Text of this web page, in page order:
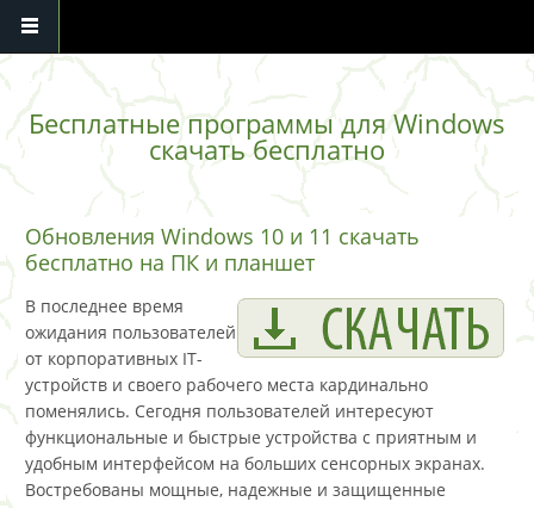
Перейти к основному содержанию
Бесплатные программы для Windows
скачать бесплатно
Обновления Windows 10 и 11 скачать
бесплатно на ПК и планшет
В последнее время
ожидания пользователей
от корпоративных IT-
устройств и своего рабочего места кардинально
поменялись. Сегодня пользователей интересуют
функциональные и быстрые устройства с приятным и
удобным интерфейсом на больших сенсорных экранах.
Востребованы мощные, надежные и защищенные